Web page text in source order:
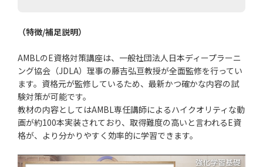
（特徴/補足説明）
AMBLのE資格対策講座は、一般社団法人日本ディープラーニ
ング協会（JDLA）理事の藤吉弘亘教授が全面監修を行ってい
ます。資格元が監修しているため、最新かつ確かな内容の試
験対策が可能です。
教材の内容としてはAMBL専任講師によるハイクオリティな動
画が約100本実装されており、取得難度の高いと言われるE資
格が、より分かりやすく効率的に学習できます。